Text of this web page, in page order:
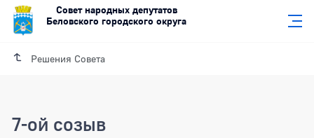
Совет народных депутатов
Беловского городского округа
Решения Совета
7-ой созыв